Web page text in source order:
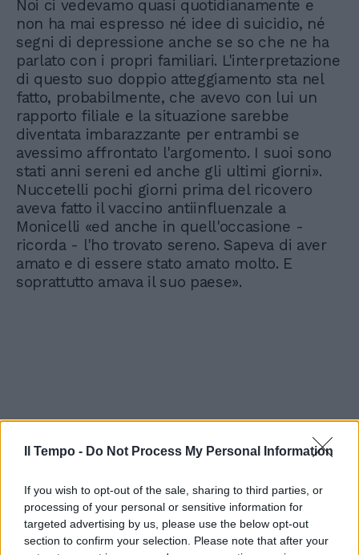
Il Tempo - Do Not Process My Personal Information
If you wish to opt-out of the sale, sharing to third parties, or
processing of your personal or sensitive information for
targeted advertising by us, please use the below opt-out
section to confirm your selection. Please note that after your
Noi ci vedevamo quasi quotidianamente e
non ha mai espresso né idee di suicidio, né
segni di depressione anche se so che ne ha
parlato con i propri familiari. L'interpretazione
di questo suo doppio atteggiamento sta nel
fatto, probabilmente, che avevo con lui un
rapporto filiale e la situazione sarebbe
diventata imbarazzante per entrambi se
avessimo affrontato l'argomento. I suoi sono
stati anni sereni ed anche gli ultimi giorni».
Nuccetelli pochi giorni prima del ricovero
aveva fatto il vaccino antiinfluenzale a
Monicelli «ed anche in quell'occasione -
ricorda - l'ho trovato sereno. Sapeva di aver
amato e di essere stato amato molto. E
soprattutto amava il suo paese».